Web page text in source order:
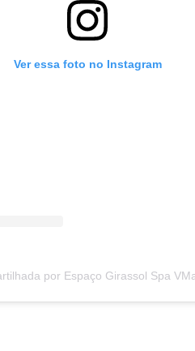
Ver essa foto no Instagram